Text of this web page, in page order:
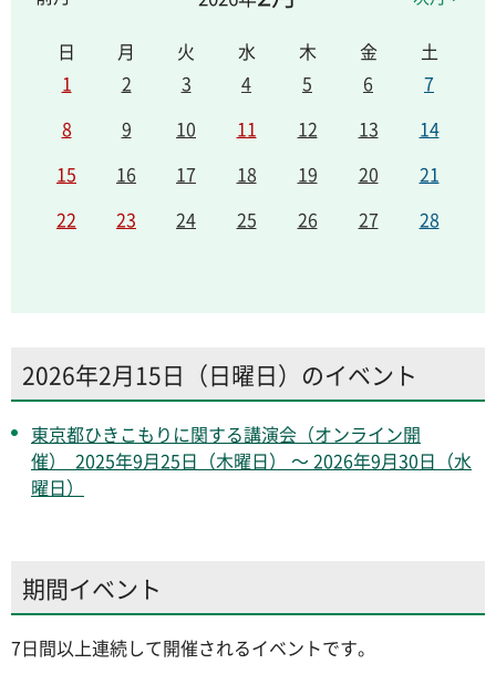
日 月 火 水 木 金
土
1
2 3 4 5 6
7
8
9 10 11 12 13
14
15
16 17 18 19 20
21
22
23 24 25 26 27 28
2026年2月15日（日曜日）のイベント
東京都ひきこもりに関する講演会（オンライン開
催） 2025年9月25日（木曜日） ～ 2026年9月30日（水
曜日）
期間イベント
7日間以上連続して開催されるイベントです。